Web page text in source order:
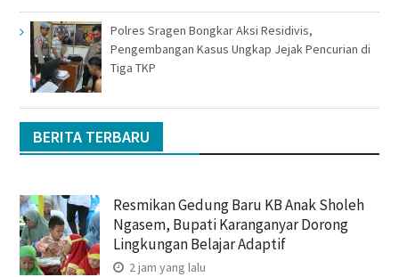
Polres Sragen Bongkar Aksi Residivis,
Pengembangan Kasus Ungkap Jejak Pencurian di
Tiga TKP
BERITA TERBARU
Resmikan Gedung Baru KB Anak Sholeh
Ngasem, Bupati Karanganyar Dorong
Lingkungan Belajar Adaptif
2 jam yang lalu